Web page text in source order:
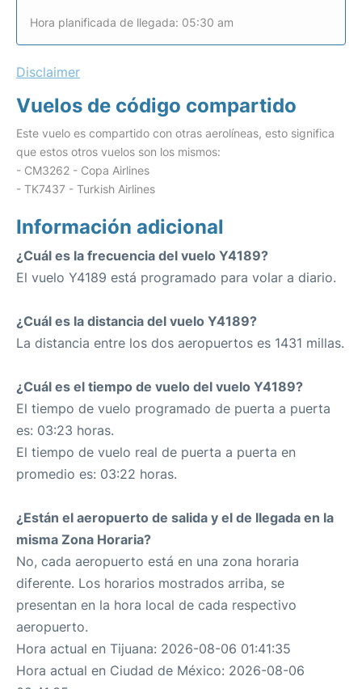
Hora planificada de llegada: 05:30 am
Disclaimer
Vuelos de código compartido
Este vuelo es compartido con otras aerolíneas, esto significa
que estos otros vuelos son los mismos:
- CM3262 - Copa Airlines
- TK7437 - Turkish Airlines
Información adicional
¿Cuál es la frecuencia del vuelo Y4189?
El vuelo Y4189 está programado para volar a diario.
¿Cuál es la distancia del vuelo Y4189?
La distancia entre los dos aeropuertos es 1431 millas.
¿Cuál es el tiempo de vuelo del vuelo Y4189?
El tiempo de vuelo programado de puerta a puerta
es: 03:23 horas.
El tiempo de vuelo real de puerta a puerta en
promedio es: 03:22 horas.
¿Están el aeropuerto de salida y el de llegada en la
misma Zona Horaria?
No, cada aeropuerto está en una zona horaria
diferente. Los horarios mostrados arriba, se
presentan en la hora local de cada respectivo
aeropuerto.
Hora actual en Tijuana: 2026-08-06 01:41:35
Hora actual en Ciudad de México: 2026-08-06